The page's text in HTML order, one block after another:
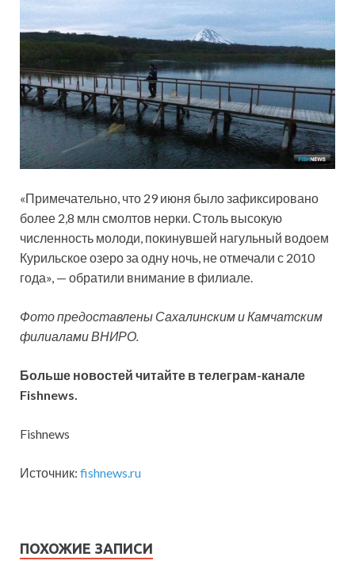
«Примечательно, что 29 июня было зафиксировано
более 2,8 млн смолтов нерки. Столь высокую
численность молоди, покинувшей нагульный водоем
Курильское озеро за одну ночь, не отмечали с 2010
года», — обратили внимание в филиале.
Фото предоставлены Сахалинским и Камчатским
филиалами ВНИРО.
Больше новостей читайте в телеграм-канале
Fishnews
Fishnews
Источник: fishnews.ru
ПОХОЖИЕ ЗАПИСИ